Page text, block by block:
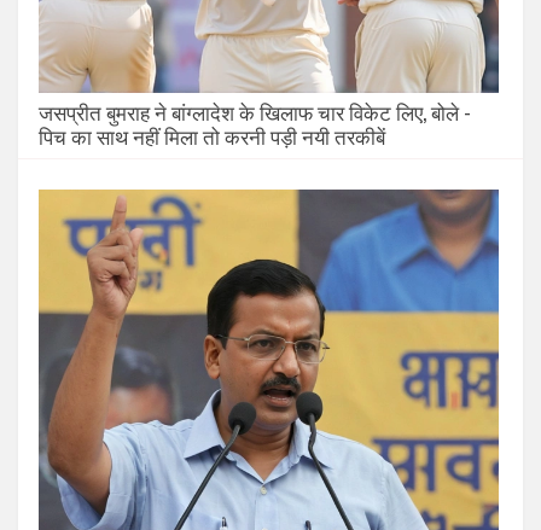
जसप्रीत बुमराह ने बांग्लादेश के खिलाफ चार विकेट लिए, बोले -
पिच का साथ नहीं मिला तो करनी पड़ी नयी तरकीबें